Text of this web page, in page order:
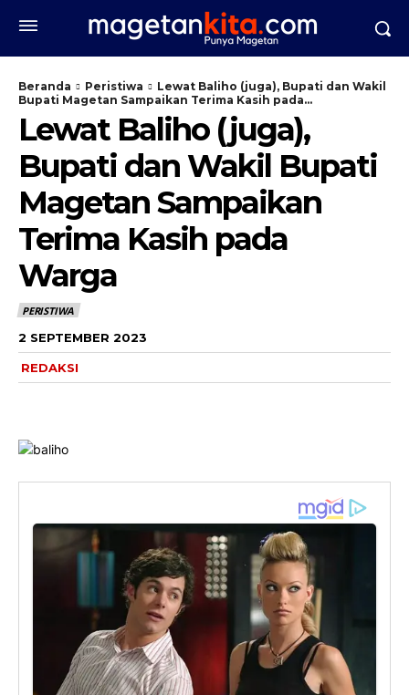
Beranda Peristiwa
Lewat Baliho (juga), Bupati dan Wakil
Bupati Magetan Sampaikan Terima Kasih pada...
Lewat Baliho (juga),
Bupati dan Wakil Bupati
Magetan Sampaikan
Terima Kasih pada
Warga
PERISTIWA
2 SEPTEMBER 2023
REDAKSI